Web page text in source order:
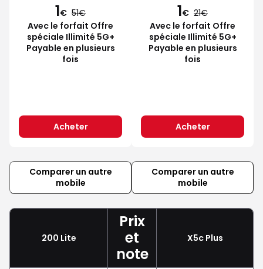
1€ 51
Avec le forfait Offre
spéciale Illimité 5G+
Payable en plusieurs
fois
Acheter
1€ 21
Avec le forfait Offre
spéciale Illimité 5G+
Payable en plusieurs
fois
Acheter
Comparer un autre
mobile
Comparer un autre
mobile
200 Lite
Prix
et
note
X5c Plus